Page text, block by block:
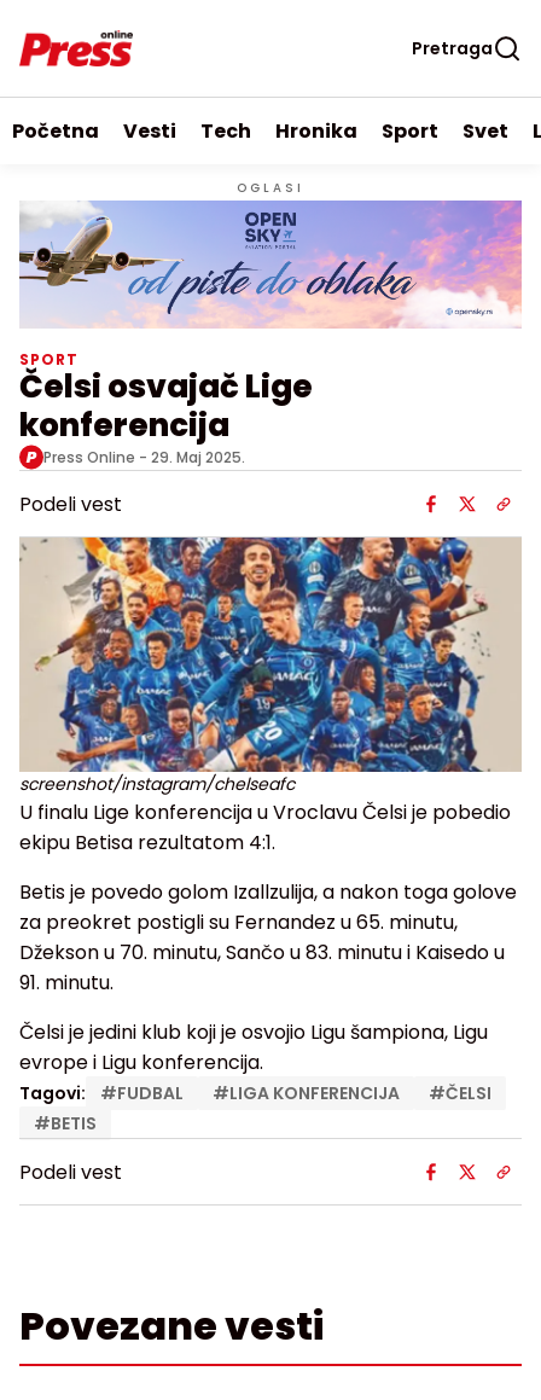
Pretraga
Početna Vesti Tech Hronika Sport Svet
OGLASI
SPORT
Čelsi osvajač Lige
konferencija
Press Online - 29. Maj 2025.
Podeli vest
screenshot/instagram/chelseafc
U finalu Lige konferencija u Vroclavu Čelsi je pobedio
ekipu Betisa rezultatom 4:1.
Betis je povedo golom Izallzulija, a nakon toga golove
za preokret postigli su Fernandez u 65. minutu,
Džekson u 70. minutu, Sančo u 83. minutu i Kaisedo u
91. minutu.
Čelsi je jedini klub koji je osvojio Ligu šampiona, Ligu
evrope i Ligu konferencija.
Tagovi: #FUDBAL #LIGA KONFERENCIJA #ČELSI
#BETIS
Podeli vest
Povezane vesti